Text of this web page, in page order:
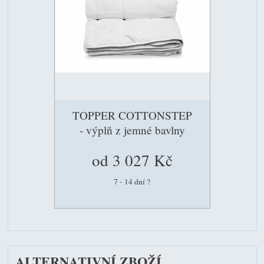
TOPPER COTTONSTEP
- výplň z jemné bavlny
od 3 027 Kč
7 - 14 dní ?